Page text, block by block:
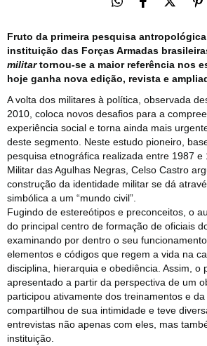
Fruto da primeira pesquisa
instituição das Forças Armadas
militartornou-se a maior referência nos
hoje ganha nova edição, revista e
A volta dos militares à política, observada
2010, coloca novos desafios para a
experiência social e torna ainda mais
deste segmento. Neste estudo pioneiro,
pesquisa etnográfica realizada entre 1987 e
Militar das Agulhas Negras, Celso Castro
construção da identidade militar se dá
simbólica a um “mundo civil”.
Fugindo de estereótipos e preconceitos, o
do principal centro de formação de oficiais
examinando por dentro o seu
elementos e códigos que regem a vida na
disciplina, hierarquia e obediência. Assim, o
apresentado a partir da perspectiva de um
participou ativamente dos treinamentos e da
compartilhou de sua intimidade e teve
entrevistas não apenas com eles, mas
instituição.